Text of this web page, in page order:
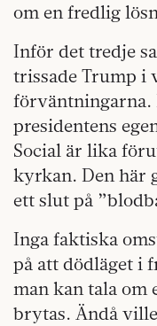
om en fredlig
Inför det tredje
trissade Trump i
förväntningarna.
presidentens
Social är lika
kyrkan. Den här
ett slut på
Inga faktiska
på att dödläget i
man kan tala om
brytas. Ändå